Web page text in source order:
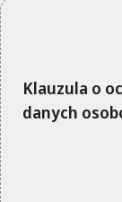
Klauzula o
danych